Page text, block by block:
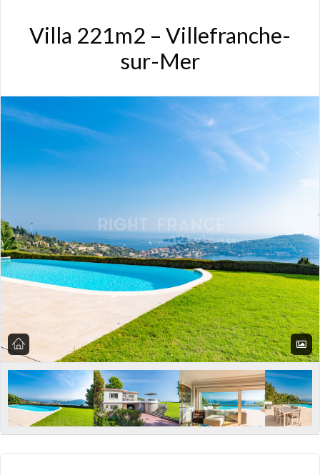
Villa 221m2 – Villefranche-
sur-Mer